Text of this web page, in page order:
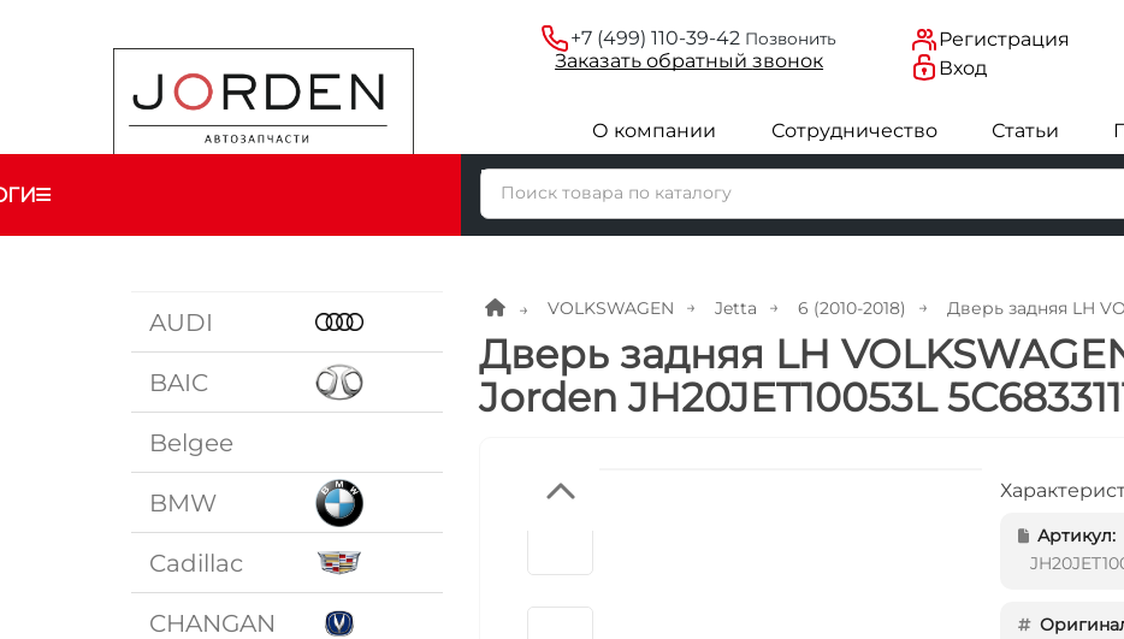
+7 (499) 110-39-42 Позвонить
Заказатьобратныйзвонок
Регистрация
Вход
О компании Сотрудничество Статьи
AUDI
BAIC
Belgee
BMW
Cadillac
CHANGAN
VOLKSWAGEN Jetta 6 (2010-2018) Дверь задняя LH
Дверь задняя LH
Jorden JH20JET10053L
Артикул: